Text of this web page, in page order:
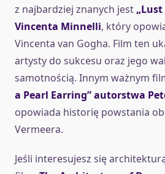
z najbardziej znanych jest
Vincenta Minnelli, który
Vincenta van Gogha. Film ten
artysty do sukcesu oraz jego
samotnością. Innym ważnym
a Pearl Earring” autorstwa
opowiada historię powstania
Vermeera.
Jeśli interesujesz się